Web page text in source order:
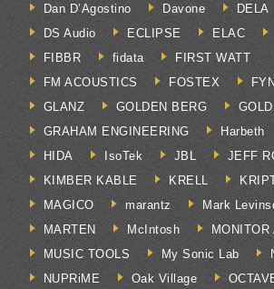
Dan D’Agostino
Davone DELA
DS Audio
ECLIPSE ELAC
FIBBR
fidata
FIRST WATT
FM ACOUSTICS
FOSTEX
GLANZ
GOLDEN BERG
GRAHAM ENGINEERING
Harbeth
HIDA
IsoTek JBL
JEFF
KIMBER KABLE
KRELL
MAGICO
marantz
Mark
MARTEN
McIntosh
MONITOR
MUSIC TOOLS
My Sonic Lab
NUPRiME
Oak Village